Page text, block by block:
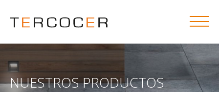
NUESTROS PRODUCTOS